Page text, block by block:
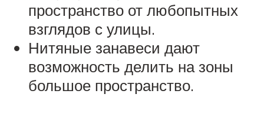
пространство от любопытных
взглядов с улицы.
Нитяные занавеси дают
возможность делить на зоны
большое пространство.